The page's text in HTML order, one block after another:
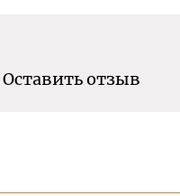
Оставить отзыв